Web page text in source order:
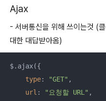
Ajax
- 서버통신을 위해 쓰이는것 (
대한 대답받아옴)
$.ajax({
type: "GET" ,
url : "요청할 URL" ,